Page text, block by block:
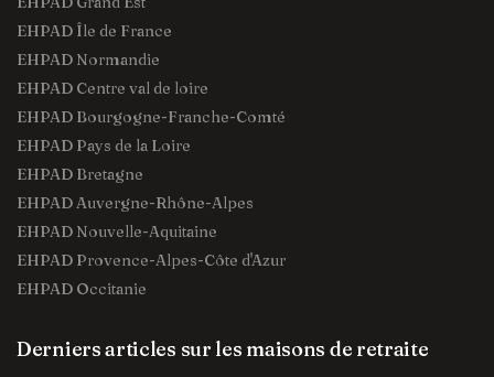
EHPAD Île de France
EHPAD Normandie
EHPAD Centre val de loire
EHPAD Bourgogne-Franche-Comté
EHPAD Pays de la Loire
EHPAD Bretagne
EHPAD Auvergne-Rhône-Alpes
EHPAD Nouvelle-Aquitaine
EHPAD Provence-Alpes-Côte d'Azur
EHPAD Occitanie
Derniers articles sur les maisons de retraite